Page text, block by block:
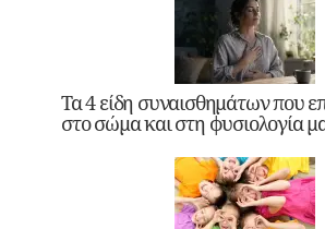
Τα 4 είδη συναισθημάτων που
στο σώμα και στη φυσιολογία